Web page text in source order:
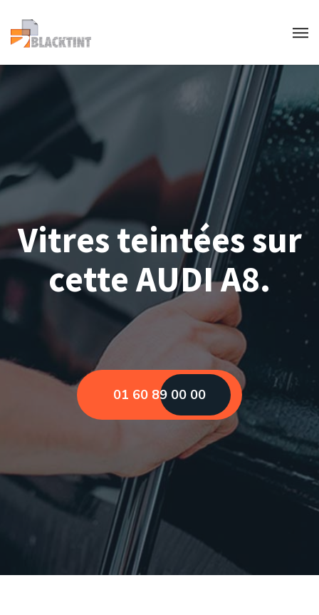
Vitres teintées sur
cette AUDI A8.
01 60 89 00 00